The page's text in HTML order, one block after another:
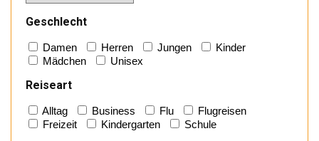
Geschlecht
Damen Herren Jungen
Kinder
Mädchen
Unisex
Reiseart
Alltag Business Flu
Flugreisen
Freizeit
Kindergarten Schule